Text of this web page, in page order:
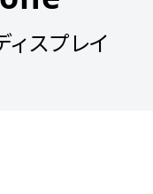
スプレイ